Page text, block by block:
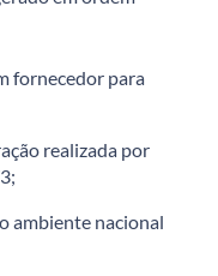
fornecedor para
realizada por
ambiente nacional